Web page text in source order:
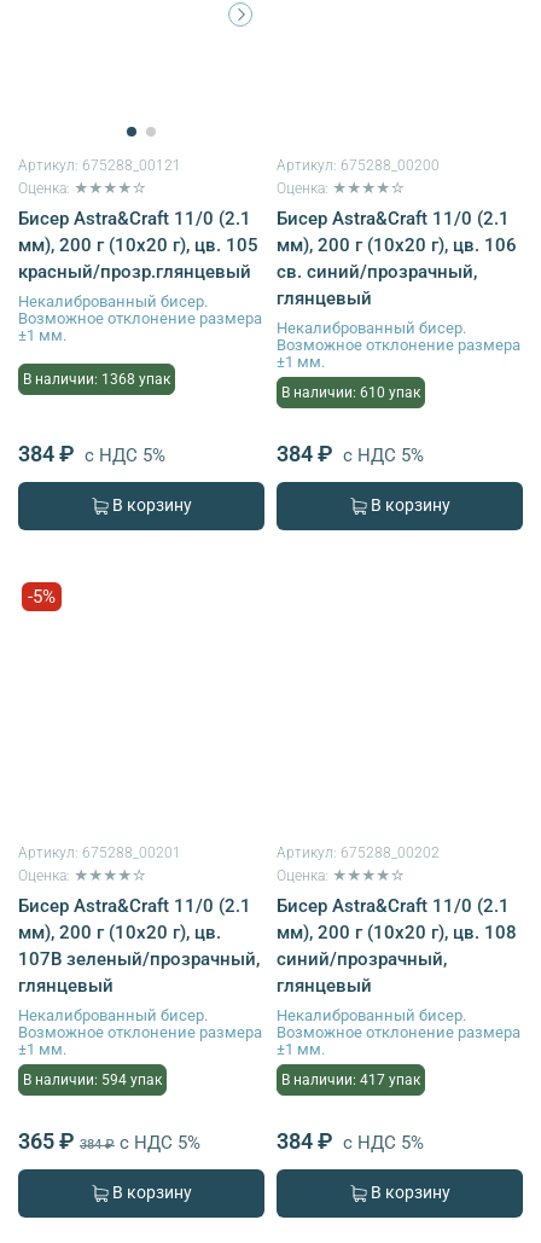
Артикул: 675288_00121
Оценка: ★★★★☆
Бисер Astra&Craft 11/0 (2.1
мм), 200 г (10х20 г), цв. 105
красный/прозр.глянцевый
Некалиброванный бисер.
Возможное отклонение размера
±1 мм.
В наличии: 1368 упак
384 ₽ с НДС 5%
В корзину
Артикул: 675288_00200
Оценка: ★★★★☆
Бисер Astra&Craft 11/0 (2.1
мм), 200 г (10х20 г), цв. 106
св. синий/прозрачный,
глянцевый
Некалиброванный бисер.
Возможное отклонение размера
±1 мм.
В наличии: 610 упак
384 ₽ с НДС 5%
В корзину
-5%
Артикул: 675288_00201
Оценка: ★★★★☆
Бисер Astra&Craft 11/0 (2.1
мм), 200 г (10х20 г), цв.
107В зеленый/прозрачный,
глянцевый
Некалиброванный бисер.
Возможное отклонение размера
±1 мм.
В наличии: 594 упак
365 ₽ 384 ₽ с НДС 5%
В корзину
Артикул: 675288_00202
Оценка: ★★★★☆
Бисер Astra&Craft 11/0 (2.1
мм), 200 г (10х20 г), цв. 108
синий/прозрачный,
глянцевый
Некалиброванный бисер.
Возможное отклонение размера
±1 мм.
В наличии: 417 упак
384 ₽ с НДС 5%
В корзину